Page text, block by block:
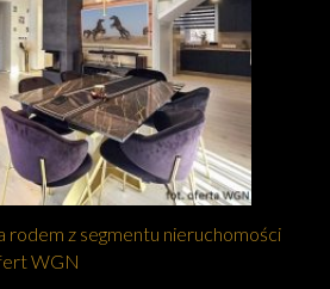
rodem z segmentu nieruchomości
WGN